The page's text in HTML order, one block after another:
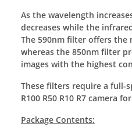
As the wavelength
decreases while the
The 590nm filter offers the
whereas the 850nm filter
images with the highest
These filters require a full-
R100 R50 R10 R7 camera
Package Contents: